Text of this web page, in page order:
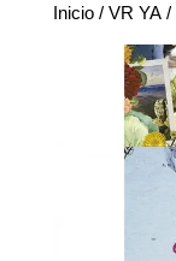
Inicio / VR YA /